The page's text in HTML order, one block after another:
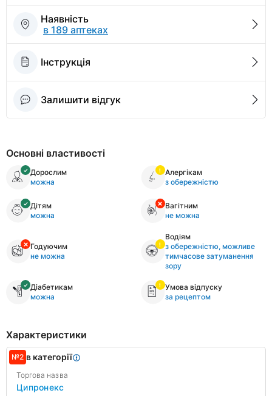
Наявність
в 189 аптеках
Інструкція
Залишити відгук
Основні властивості
Дорослим
можна
Алергікам
з обережністю
Дітям
можна
Вагітним
не можна
Годуючим
не можна
Водіям
з обережністю, можливе
тимчасове затуманення
зору
Діабетикам
можна
Умова відпуску
за рецептом
Характеристики
№2 в категорії
Торгова назва
Ципронекс